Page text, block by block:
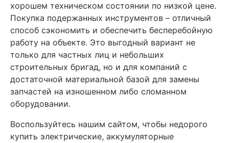
хорошем техническом состоянии по низкой цене.
Покупка подержанных инструментов – отличный
способ сэкономить и обеспечить бесперебойную
работу на объекте. Это выгодный вариант не
только для частных лиц и небольших
строительных бригад, но и для компаний с
достаточной материальной базой для замены
запчастей на изношенном либо сломанном
оборудовании.
Воспользуйтесь нашим сайтом, чтобы недорого
купить электрические, аккумуляторные